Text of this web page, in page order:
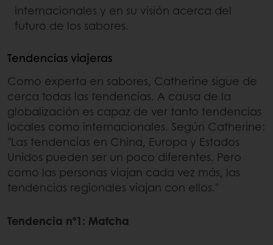
internacionales y en su visión acerca del
futuro de los sabores.
Tendencias viajeras
Como experta en sabores, Catherine sigue de
cerca todas las tendencias. A causa de la
globalización es capaz de ver tanto tendencias
locales como internacionales. Según Catherine:
"Las tendencias en China, Europa y Estados
Unidos pueden ser un poco diferentes. Pero
como las personas viajan cada vez más, las
tendencias regionales viajan con ellos."
Tendencia nº1: Matcha